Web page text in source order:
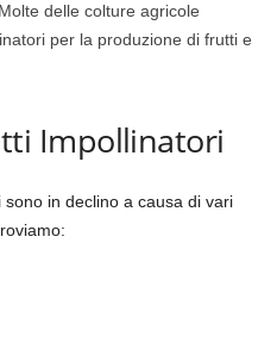
Molte delle colture agricole
per la produzione di frutti e
Impollinatori
in declino a causa di vari